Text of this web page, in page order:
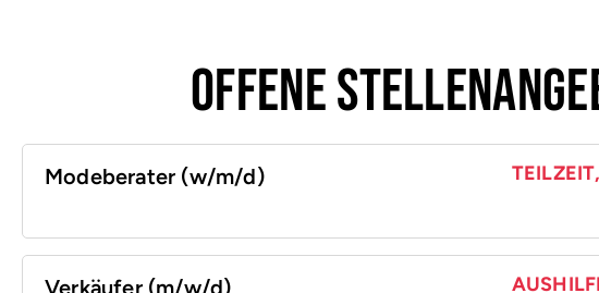
Offene
Modeberater (w/m/d)
Verkäufer (m/w/d)